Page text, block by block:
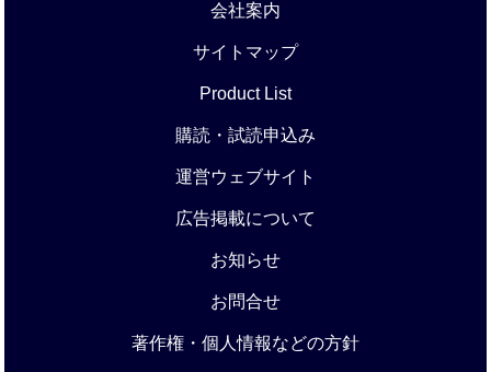
会社案内
サイトマップ
Product List
購読・試読申込み
運営ウェブサイト
広告掲載について
お知らせ
お問合せ
著作権・個人情報などの方針